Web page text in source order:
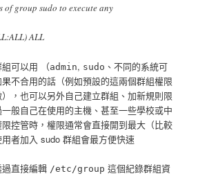
of group sudo to execute any
ALL
可以用 （admin, sudo 、不同的系統可
不合用的話（例如預設的這兩個群組權限
，也可以另外自己建立群組、加新規則限
般自己在使用的主機、甚至一些學校或中
控管時，權限通常會直接開到最大（比較
者加入 sudo 群組會最方便快速
直接編輯 /etc/group 這個紀錄群組資